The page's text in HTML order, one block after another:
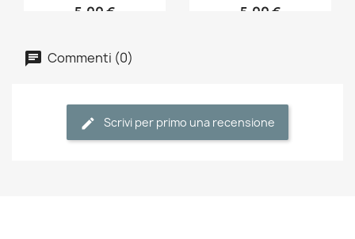
5,00 € 5,00 €
Commenti (0)
Scrivi per primo una recensione